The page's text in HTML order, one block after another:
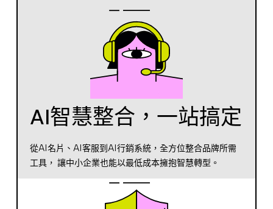
AI智慧整合，一站搞定
從AI名片、AI客服到AI行銷系統，全方位整合品牌所需
工具， 讓中小企業也能以最低成本擁抱智慧轉型。